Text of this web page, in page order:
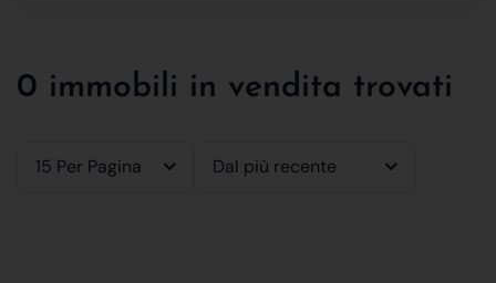
0 immobili in vendita trovati
15 Per Pagina Dal più recente